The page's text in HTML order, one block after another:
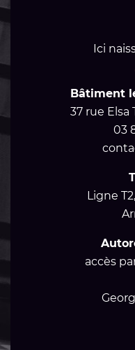
Ici
Bâtiment
37 rue Elsa
03
Ligne
accès